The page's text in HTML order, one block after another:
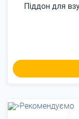
Піддон для